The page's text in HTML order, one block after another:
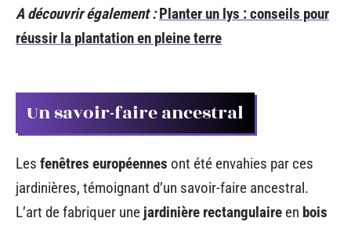
A découvrir également : Planter un lys : conseils pour
réussir la plantation en pleine terre
Un savoir-faire ancestral
Les fenêtres européennes ont été envahies par ces
jardinières, témoignant d’un savoir-faire ancestral.
L’art de fabriquer une jardinière rectangulaire en bois